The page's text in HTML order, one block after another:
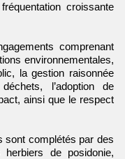
croissante
comprenant
environnementales,
la gestion raisonnée
l’adoption de
ainsi que le respect
sont complétés par des
de posidonie,